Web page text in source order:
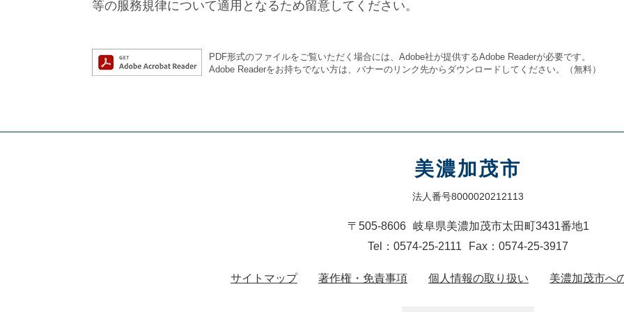
等の服務規律について適用となるため留意してください。
PDF形式のファイルをご覧いただく場合には、Adobe社が提供するAdobe Readerが必要です。
Adobe Readerをお持ちでない方は、バナーのリンク先からダウンロードしてください。（無料）
美濃加茂市
法人番号8000020212113
〒505-8606
岐阜県美濃加茂市太田町3431番地1
Tel：0574-25-2111
Fax：0574-25-3917
サイトマップ 著作権・免責事項 個人情報の取り扱い 美濃加茂市へ